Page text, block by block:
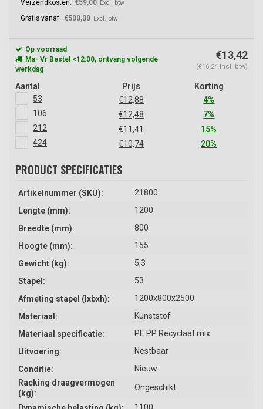
Verzendkosten: €59,00 Excl. btw
Gratis vanaf: €500,00 Excl. btw
Op voorraad
Ma- Vr Bestel <12:00, ontvang volgende
werkdag
€13,42
(€16,24 Incl. btw)
Aantal Prijs
Korting
53
€12,88
4%
106
€12,48
7%
212
€11,41
15%
424
€10,74 20%
PRODUCT SPECIFICATIES
Artikelnummer (SKU):
21800
Lengte (mm):
1200
Breedte (mm):
800
Hoogte (mm):
155
Gewicht (kg):
5,3
Stapel:
53
Afmeting stapel (lxbxh):
1200x800x2500
Materiaal:
Kunststof
Materiaal specificatie:
PE PP Recyclaat mix
Uitvoering:
Nestbaar
Conditie:
Nieuw
Racking draagvermogen
(kg):
Ongeschikt